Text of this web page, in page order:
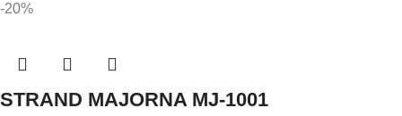
-20%
STRAND MAJORNA MJ-1001